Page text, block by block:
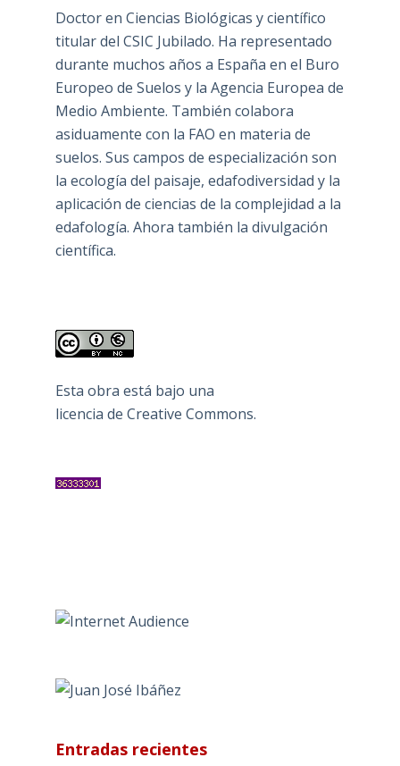
Doctor en Ciencias Biológicas y científico
titular del CSIC Jubilado. Ha representado
durante muchos años a España en el Buro
Europeo de Suelos y la Agencia Europea de
Medio Ambiente. También colabora
asiduamente con la FAO en materia de
suelos. Sus campos de especialización son
la ecología del paisaje, edafodiversidad y la
aplicación de ciencias de la complejidad a la
edafología. Ahora también la divulgación
científica.
Esta obra está bajo una
licencia de Creative Commons.
Entradas recientes